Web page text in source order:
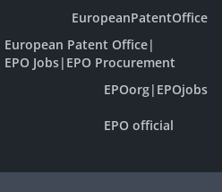
EuropeanPatentOffice
European Patent Office|
EPO Jobs| EPO Procurement
EPOorg| EPOjobs
EPO official